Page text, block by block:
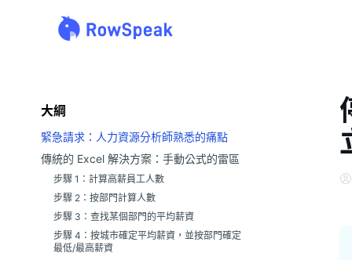
大綱
緊急請求：人力資源分析師熟悉的痛點
傳統的 Excel 解決方案：手動公式的雷區
步驟 1：計算高薪員工人數
步驟 2：按部門計算人數
步驟 3：查找某個部門的平均薪資
步驟 4：按城市確定平均薪資，並按部門確定
最低/最高薪資